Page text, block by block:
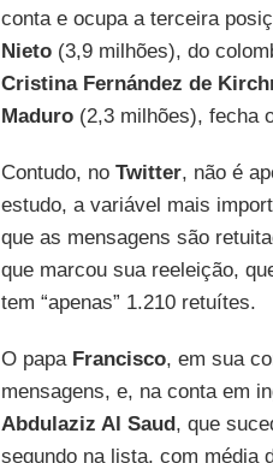
conta e ocupa a terceira
Nieto(3,9 milhões), do
Cristina Fernández de
Maduro(2,3 milhões), fecha
Contudo, no Twitter, não é
estudo, a variável mais
que as mensagens são
que marcou sua reeleição,
tem “apenas” 1.210 retuítes.
O papa Francisco, em sua
mensagens, e, na conta em
Abdulaziz Al Saud, que
segundo na lista, com média